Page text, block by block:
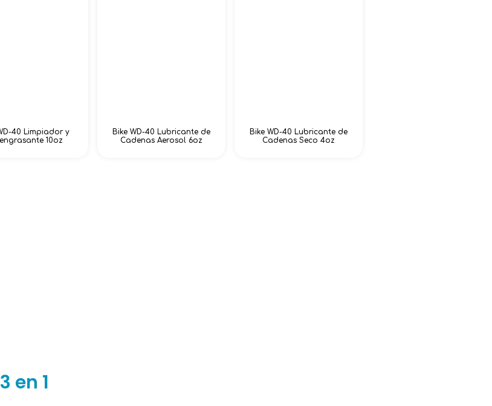
40 Limpiador y
10oz
Bike WD-40 Lubricante de
Cadenas Aerosol 6oz
Bike WD-40 Lubricante de
Cadenas Seco 4oz
3 en 1